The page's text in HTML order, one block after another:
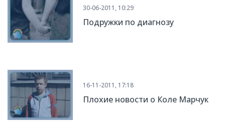
30-06-2011, 10:29
Подружки по диагнозу
16-11-2011, 17:18
Плохие новости о Коле Марчук